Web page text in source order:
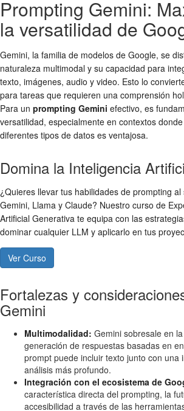
Prompting Gemini:
la versatilidad de
Gemini, la familia de modelos de Google, se
naturaleza multimodal y su capacidad para
texto, imágenes, audio y video. Esto lo
para tareas que requieren una comprensión
Para un prompting Gemini efectivo, es
versatilidad, especialmente en contextos
diferentes tipos de datos es ventajosa.
Domina la Inteligencia
¿Quieres llevar tus habilidades de prompting
Gemini, Llama y Claude? Nuestro curso de
Artificial Generativa te equipa con las
dominar cualquier LLM y aplicarlo en tus
Ver Curso
Fortalezas y
Gemini
Multimodalidad: Gemini sobresale en
generación de respuestas basadas en
prompt puede incluir texto junto con una
análisis más profundo.
Integración con el ecosistema de
característica directa del prompting, la
accesibilidad a través de las